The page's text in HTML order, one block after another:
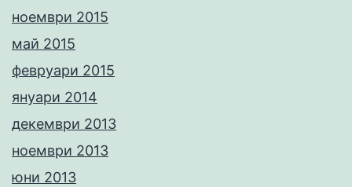
ноември 2015
май 2015
февруари 2015
януари 2014
декември 2013
ноември 2013
юни 2013